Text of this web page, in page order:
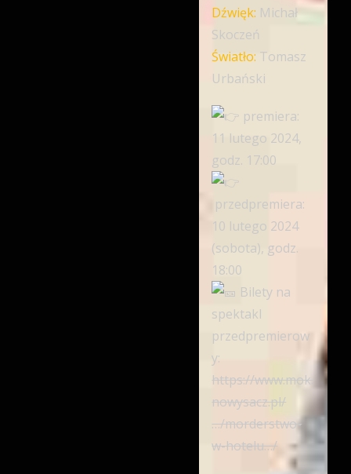
Dźwięk: Michał
Skoczeń
Światło: Tomasz
Urbański
premiera:
11 lutego 2024,
godz. 17:00
przedpremiera:
10 lutego 2024
(sobota), godz.
18:00
Bilety na
spektakl
przedpremierow
y:
https://www.mok.
nowysacz.pl/
…/morderstwo-
w-hotelu…/